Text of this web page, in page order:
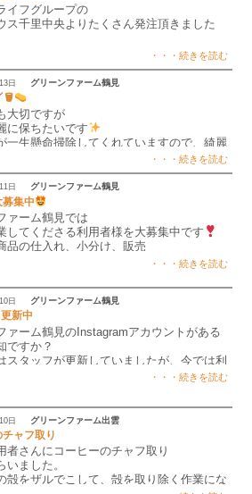
イフグループの
ス千里中央よりたくさん発注頂きました
・・・続きを読む
日 グリーンファーム鶴見
🪣
大切ですが
に保ちたいです
一生懸命掃除してくれていますので、綺麗
・・・続きを読む
日 グリーンファーム鶴見
集中
ァーム鶴見では
してくださる利用者様を大募集中です
品の仕入れ、小分け、販売
しませんか？
いつでも大歓迎です
験時の送迎も可能ですので、お気軽にお問
ださい
・・・続きを読む
日 グリーンファーム鶴見
新中
ァーム鶴見のInstagramアカウントがある
ですか？
スタッフが更新していましたが、今では利
・・・続きを読む
日 グリーンファーム出雲
ャフ取り
者さんにコーヒーのチャフ取り
いました。
殻をザルでこして、殻を取り除く作業にな